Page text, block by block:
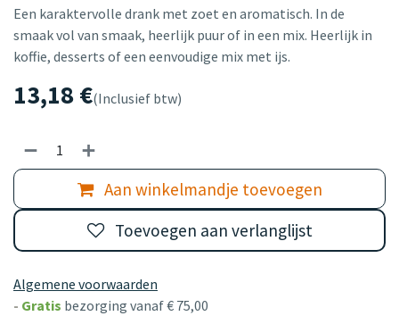
Een karaktervolle drank met zoet en aromatisch. In de
smaak vol van smaak, heerlijk puur of in een mix. Heerlijk in
koffie, desserts of een eenvoudige mix met ijs.
13,18€(Inclusief btw)
Aan winkelmandje toevoegen
Toevoegen aan verlanglijst
Algemene voorwaarden
- Gratis bezorging vanaf € 75,00